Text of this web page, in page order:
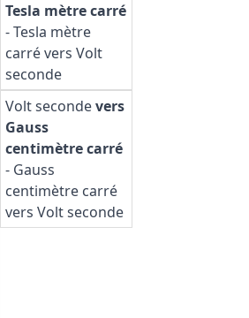
Tesla mètre carré
-Tesla mètre
carré vers Volt
seconde
Volt secondevers
Gauss
centimètre carré
- Gauss
centimètre carré
vers Volt seconde